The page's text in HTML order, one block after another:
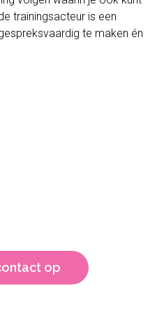
trainingsacteur is een
te maken én
op